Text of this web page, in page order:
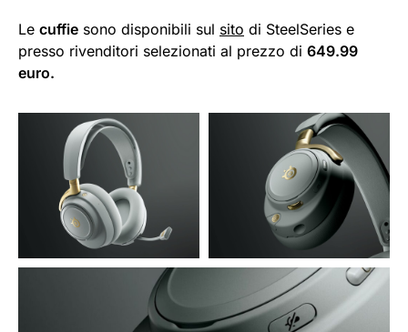
Le cuffie sono disponibili sul sito di SteelSeries e
presso rivenditori selezionati al prezzo di 649.99
euro.